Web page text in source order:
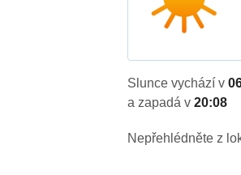
Slunce vychází v
a zapadá v20:08
Nepřehlédněte z